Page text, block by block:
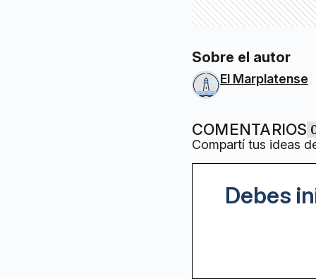
Sobre el autor
El Marplatense
COMENTARIOS
Compartí tus ideas
Debes